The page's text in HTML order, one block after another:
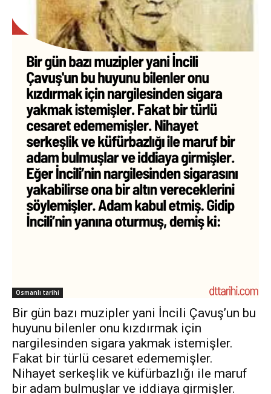
Osmanlı tarihi
Bir gün bazı muzipler yani İncili Çavuş’un bu
huyunu bilenler onu kızdırmak için
nargilesinden sigara yakmak istemişler.
Fakat bir türlü cesaret edememişler.
Nihayet serkeşlik ve küfürbazlığı ile maruf
bir adam bulmuşlar ve iddiaya girmişler.